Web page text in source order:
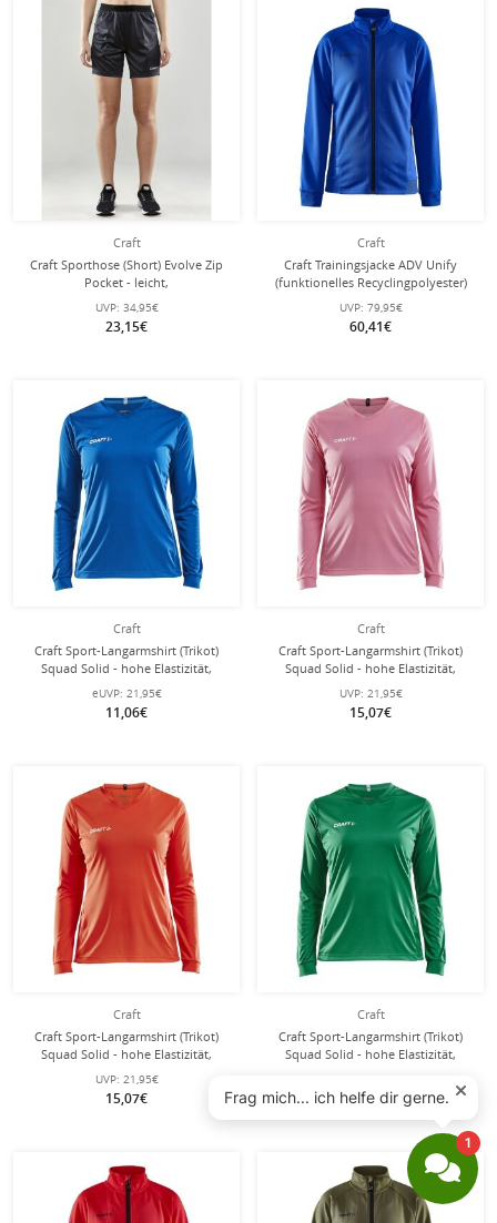
Craft
Craft Sporthose (Short) Evolve Zip
Pocket - leicht,
Reissverschlusstaschen - dunkelgrau
Damen
UVP: 34,95€
23,15€
Craft
Craft Trainingsjacke ADV Unify
(funktionelles Recyclingpolyester)
kobaltblau Damen
UVP: 79,95€
60,41€
Craft
Craft Sport-Langarmshirt (Trikot)
Squad Solid - hohe Elastizität,
ergonomisches Design - royalblau
Damen
eUVP: 21,95€
11,06€
Craft
Craft Sport-Langarmshirt (Trikot)
Squad Solid - hohe Elastizität,
ergonomisches Design - pink
Damen
UVP: 21,95€
15,07€
Craft
Craft Sport-Langarmshirt (Trikot)
Squad Solid - hohe Elastizität,
ergonomisches Design - orange
Damen
UVP: 21,95€
15,07€
Craft
Craft Sport-Langarmshirt (Trikot)
Squad Solid - hohe Elastizität,
Damen
15,07€